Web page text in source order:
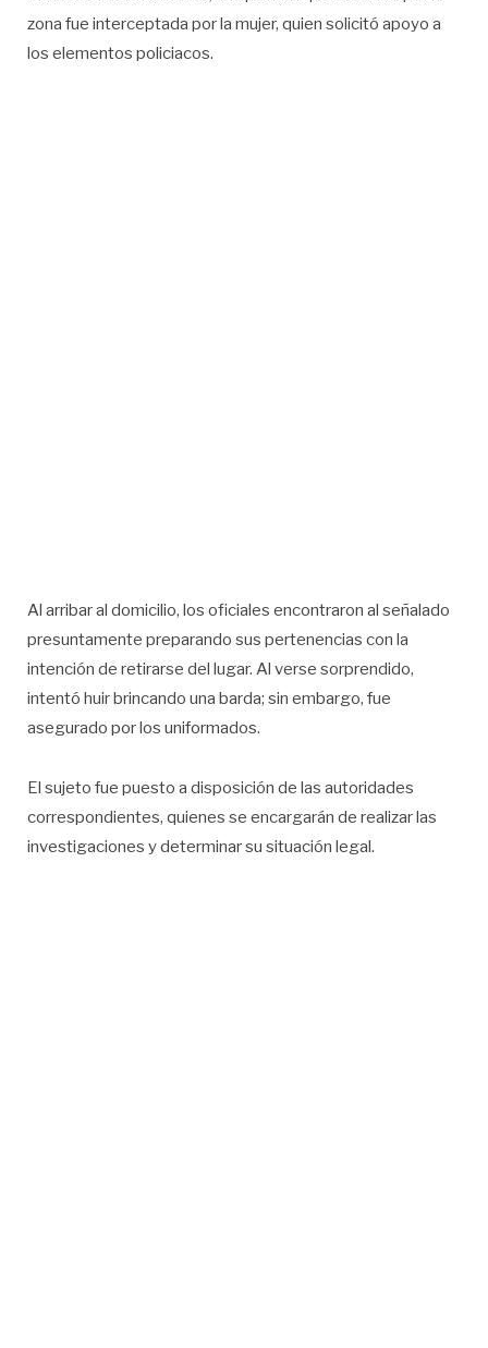
zona fue interceptada por la mujer, quien solicitó apoyo a
los elementos policiacos.
Al arribar al domicilio, los oficiales encontraron al señalado
presuntamente preparando sus pertenencias con la
intención de retirarse del lugar. Al verse sorprendido,
intentó huir brincando una barda; sin embargo, fue
asegurado por los uniformados.
El sujeto fue puesto a disposición de las autoridades
correspondientes, quienes se encargarán de realizar las
investigaciones y determinar su situación legal.